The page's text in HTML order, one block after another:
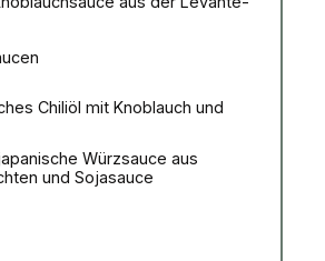
Chiliöl mit Knoblauch und
Würzsauce aus
und Sojasauce